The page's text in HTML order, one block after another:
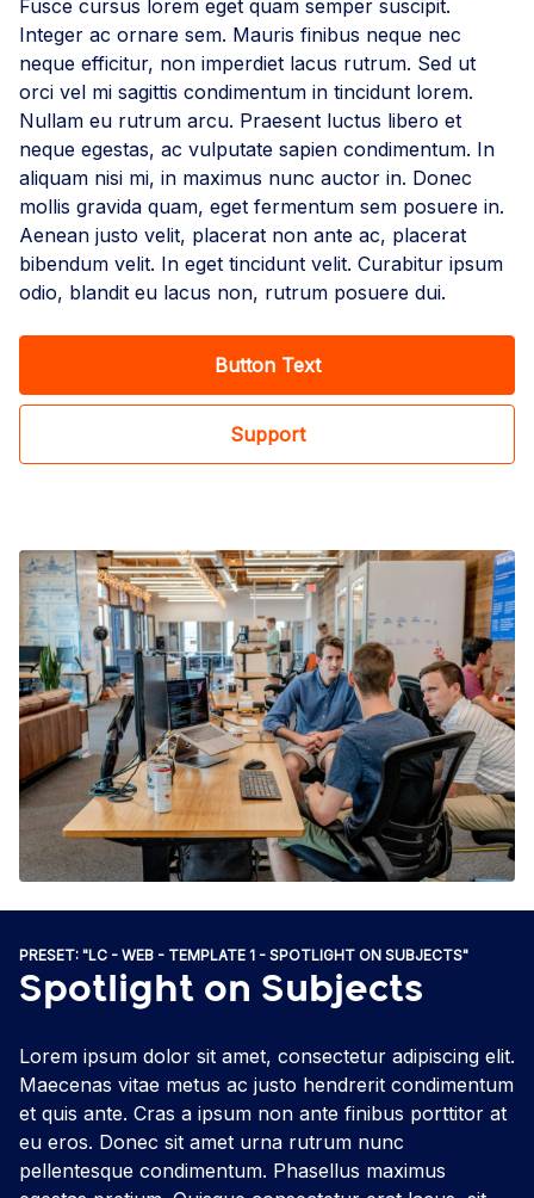
Fusce cursus lorem eget quam semper suscipit.
Integer ac ornare sem. Mauris finibus neque nec
neque efficitur, non imperdiet lacus rutrum. Sed ut
orci vel mi sagittis condimentum in tincidunt lorem.
Nullam eu rutrum arcu. Praesent luctus libero et
neque egestas, ac vulputate sapien condimentum. In
aliquam nisi mi, in maximus nunc auctor in. Donec
mollis gravida quam, eget fermentum sem posuere in.
Aenean justo velit, placerat non ante ac, placerat
bibendum velit. In eget tincidunt velit. Curabitur ipsum
odio, blandit eu lacus non, rutrum posuere dui.
Button Text
Support
PRESET: "LC - WEB - TEMPLATE 1 - SPOTLIGHT ON SUBJECTS"
Spotlight on Subjects
Lorem ipsum dolor sit amet, consectetur adipiscing elit.
Maecenas vitae metus ac justo hendrerit condimentum
et quis ante. Cras a ipsum non ante finibus porttitor at
eu eros. Donec sit amet urna rutrum nunc
pellentesque condimentum. Phasellus maximus